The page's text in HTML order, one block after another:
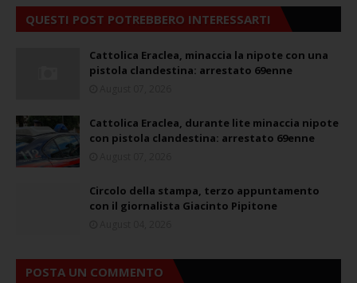
QUESTI POST POTREBBERO INTERESSARTI
Cattolica Eraclea, minaccia la nipote con una
pistola clandestina: arrestato 69enne
Cattolica Eraclea, durante lite minaccia nipote
con pistola clandestina: arrestato 69enne
Circolo della stampa, terzo appuntamento
con il giornalista Giacinto Pipitone
POSTA UN COMMENTO